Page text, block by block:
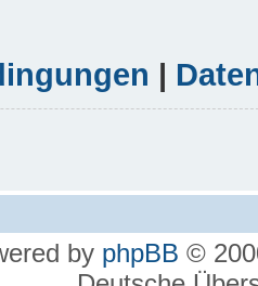
|
by phpBB ©